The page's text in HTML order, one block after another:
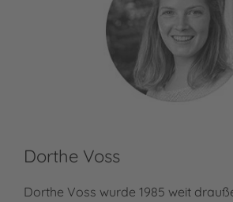
Dorthe Voss
Dorthe Voss wurde 1985 weit